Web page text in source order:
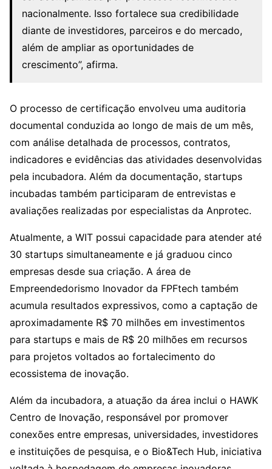
nacionalmente. Isso fortalece sua credibilidade
diante de investidores, parceiros e do mercado,
além de ampliar as oportunidades de
crescimento”, afirma.
O processo de certificação envolveu uma auditoria
documental conduzida ao longo de mais de um mês,
com análise detalhada de processos, contratos,
indicadores e evidências das atividades desenvolvidas
pela incubadora. Além da documentação, startups
incubadas também participaram de entrevistas e
avaliações realizadas por especialistas da Anprotec.
Atualmente, a WIT possui capacidade para atender até
30 startups simultaneamente e já graduou cinco
empresas desde sua criação. A área de
Empreendedorismo Inovador da FPFtech também
acumula resultados expressivos, como a captação de
aproximadamente R$ 70 milhões em investimentos
para startups e mais de R$ 20 milhões em recursos
para projetos voltados ao fortalecimento do
ecossistema de inovação.
Além da incubadora, a atuação da área inclui o HAWK
Centro de Inovação, responsável por promover
conexões entre empresas, universidades, investidores
e instituições de pesquisa, e o Bio&Tech Hub, iniciativa